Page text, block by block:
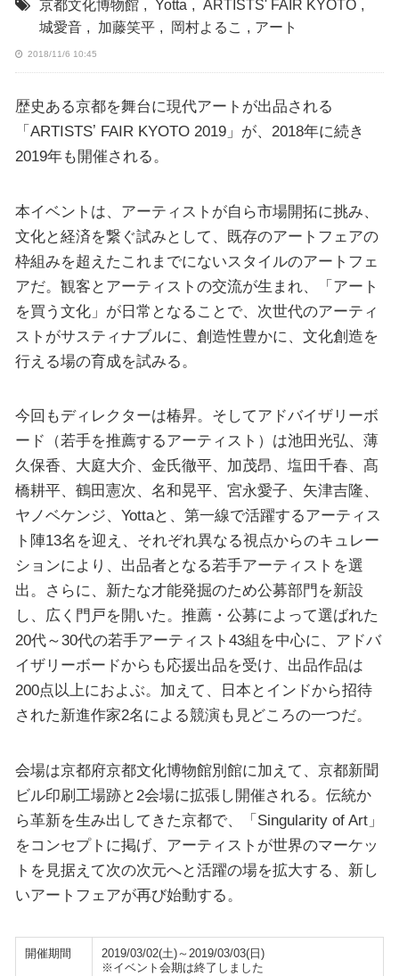
京都文化博物館 , Yotta , ARTISTS' FAIR KYOTO ,
城愛音 , 加藤笑平 , 岡村よるこ , アート
2018/11/6 10:45
歴史ある京都を舞台に現代アートが出品される
「ARTISTSʼ FAIR KYOTO 2019」が、2018年に続き
2019年も開催される。
本イベントは、アーティストが自ら市場開拓に挑み、
文化と経済を繋ぐ試みとして、既存のアートフェアの
枠組みを超えたこれまでにないスタイルのアートフェ
アだ。観客とアーティストの交流が生まれ、「アート
を買う文化」が日常となることで、次世代のアーティ
ストがサスティナブルに、創造性豊かに、文化創造を
行える場の育成を試みる。
今回もディレクターは椿昇。そしてアドバイザリーボ
ード（若手を推薦するアーティスト）は池田光弘、薄
久保香、大庭大介、金氏徹平、加茂昂、塩田千春、髙
橋耕平、鶴田憲次、名和晃平、宮永愛子、矢津吉隆、
ヤノベケンジ、Yottaと、第一線で活躍するアーティス
ト陣13名を迎え、それぞれ異なる視点からのキュレー
ションにより、出品者となる若手アーティストを選
出。さらに、新たな才能発掘のため公募部門を新設
し、広く門戸を開いた。推薦・公募によって選ばれた
20代～30代の若手アーティスト43組を中心に、アドバ
イザリーボードからも応援出品を受け、出品作品は
200点以上におよぶ。加えて、日本とインドから招待
された新進作家2名による競演も見どころの一つだ。
会場は京都府京都文化博物館別館に加えて、京都新聞
ビル印刷工場跡と2会場に拡張し開催される。伝統か
ら革新を生み出してきた京都で、「Singularity of Art」
をコンセプトに掲げ、アーティストが世界のマーケッ
トを見据えて次の次元へと活躍の場を拡大する、新し
いアートフェアが再び始動する。
開催期間
2019/03/02(土)～2019/03/03(日)
※イベント会期は終了しました